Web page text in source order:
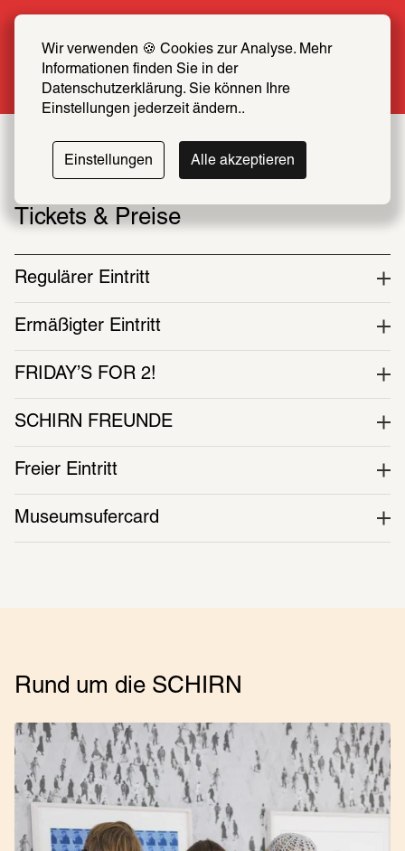
Wir verwenden 🍪 Cookies zur Analyse. Mehr
Informationen finden Sie in der
Datenschutzerklärung. Sie können Ihre
Einstellungen jederzeit ändern..
Einstellungen Alle akzeptieren
SCHIRN FREUND*IN werden
Mehr erfahren
Tickets & Preise
Regulärer Eintritt
Ermäßigter Eintritt
FRIDAY’S FOR 2!
SCHIRN FREUNDE
Freier Eintritt
Museumsufercard
Rund um die SCHIRN